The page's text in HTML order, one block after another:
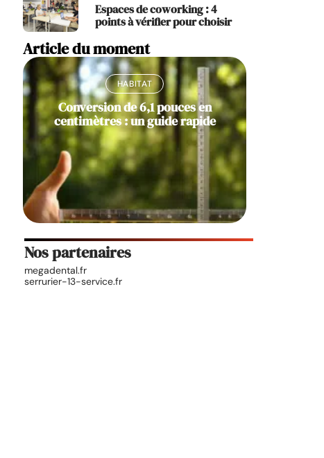
Espaces de coworking : 4
points à vérifier pour choisir
Article du moment
HABITAT
Conversion de 6,1 pouces en
centimètres : un guide rapide
Nos partenaires
megadental.fr
serrurier-13-service.fr